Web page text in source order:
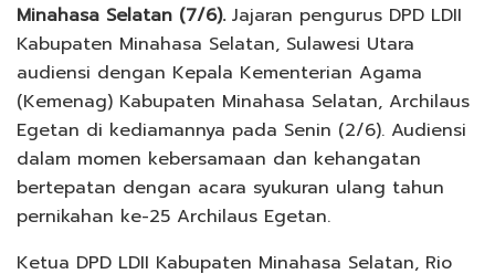
Minahasa Selatan (7/6).Jajaran pengurus DPD LDII
Kabupaten Minahasa Selatan, Sulawesi Utara
audiensi dengan Kepala Kementerian Agama
(Kemenag) Kabupaten Minahasa Selatan, Archilaus
Egetan di kediamannya pada Senin (2/6). Audiensi
dalam momen kebersamaan dan kehangatan
bertepatan dengan acara syukuran ulang tahun
pernikahan ke-25 Archilaus Egetan.
Ketua DPD LDII Kabupaten Minahasa Selatan, Rio